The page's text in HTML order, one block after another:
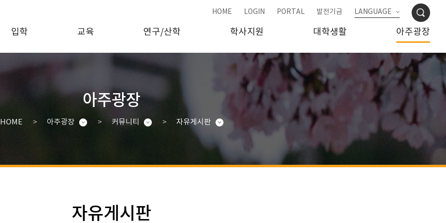
HOME LOGIN PORTAL 발전기금 LANGUAGE
입학 교육 연구/산학 학사지원 대학생활 아주광장
아주광장
HOME 아주광장 커뮤니티 자유게시판
자유게시판